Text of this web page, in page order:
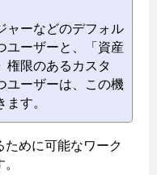
ャーなどのデフォル
ユーザーと、「資産
権限のあるカスタ
ユーザーは、この機
す。
めに可能なワーク